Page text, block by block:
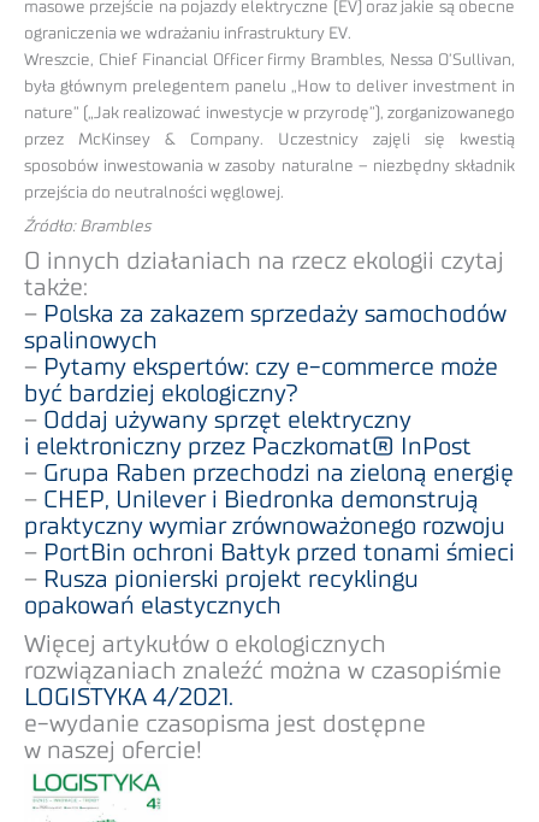
masowe przejście na pojazdy elektryczne (EV) oraz jakie są obecne
ograniczenia we wdrażaniu infrastruktury EV.
Wreszcie, Chief Financial Officer firmy Brambles, Nessa O’Sullivan,
była głównym prelegentem panelu „How to deliver investment in
nature” („Jak realizować inwestycje w przyrodę”), zorganizowanego
przez McKinsey & Company. Uczestnicy zajęli się kwestią
sposobów inwestowania w zasoby naturalne – niezbędny składnik
przejścia do neutralności węglowej.
Źródło: Brambles
O innych działaniach na rzecz ekologii czytaj
także:
– Polska za zakazem sprzedaży samochodów
spalinowych
– Pytamy ekspertów: czy e-commerce może
być bardziej ekologiczny?
– Oddaj używany sprzęt elektryczny
i elektroniczny przez Paczkomat® InPost
– Grupa Raben przechodzi na zieloną energię
– CHEP, Unilever i Biedronka demonstrują
praktyczny wymiar zrównoważonego rozwoju
– PortBin ochroni Bałtyk przed tonami śmieci
– Rusza pionierski projekt recyklingu
opakowań elastycznych
Więcej artykułów o ekologicznych
rozwiązaniach znaleźć można w czasopiśmie
LOGISTYKA 4/2021.
e-wydanie czasopisma jest dostępne
w naszej ofercie!